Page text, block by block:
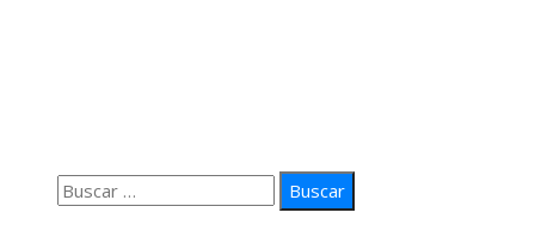
Buscar: